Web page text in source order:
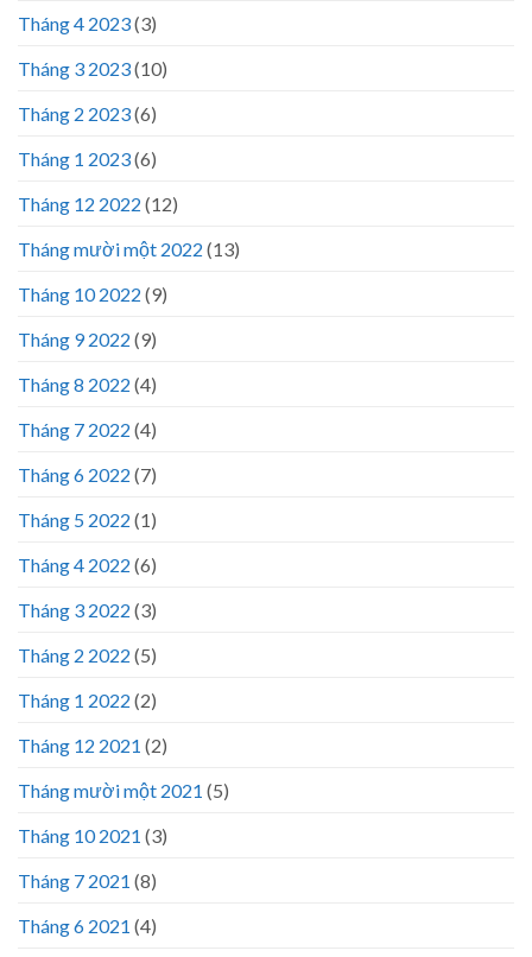
Tháng 4 2023(3)
Tháng 3 2023(10)
Tháng 2 2023(6)
Tháng 1 2023(6)
Tháng 12 2022 (12)
Tháng mười một 2022 (13)
Tháng 10 2022 (9)
Tháng 9 2022 (9)
Tháng 8 2022 (4)
Tháng 7 2022 (4)
Tháng 6 2022 (7)
Tháng 5 2022 (1)
Tháng 4 2022 (6)
Tháng 3 2022 (3)
Tháng 2 2022 (5)
Tháng 1 2022 (2)
Tháng 12 2021 (2)
Tháng mười một 2021 (5)
Tháng 10 2021 (3)
Tháng 7 2021 (8)
Tháng 6 2021 (4)